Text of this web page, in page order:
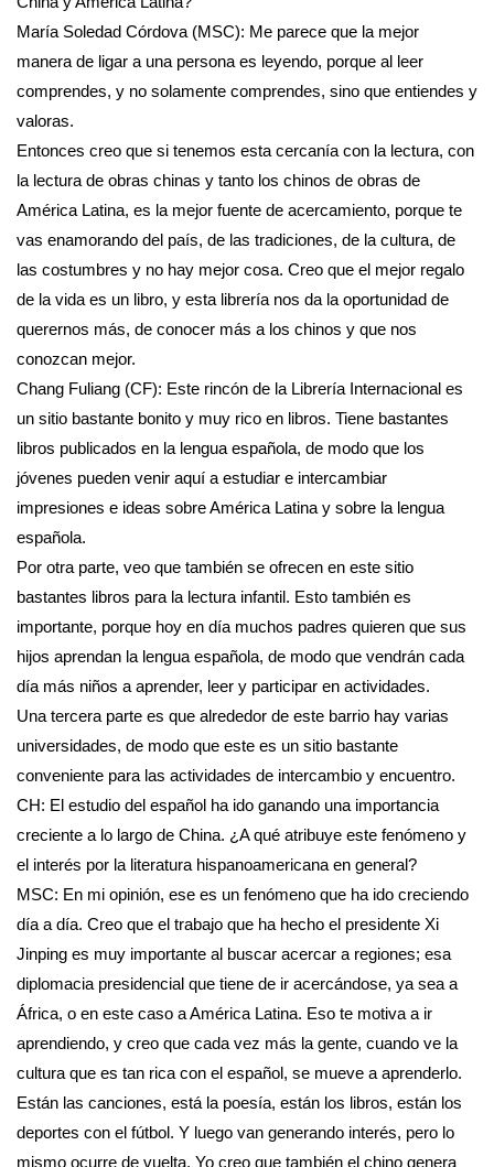
María Soledad Córdova (MSC): Me parece que la mejor
manera de ligar a una persona es leyendo, porque al leer
comprendes, y no solamente comprendes, sino que entiendes y
valoras.
Entonces creo que si tenemos esta cercanía con la lectura, con
la lectura de obras chinas y tanto los chinos de obras de
América Latina, es la mejor fuente de acercamiento, porque te
vas enamorando del país, de las tradiciones, de la cultura, de
las costumbres y no hay mejor cosa. Creo que el mejor regalo
de la vida es un libro, y esta librería nos da la oportunidad de
querernos más, de conocer más a los chinos y que nos
conozcan mejor.
Chang Fuliang (CF): Este rincón de la Librería Internacional es
un sitio bastante bonito y muy rico en libros. Tiene bastantes
libros publicados en la lengua española, de modo que los
jóvenes pueden venir aquí a estudiar e intercambiar
impresiones e ideas sobre América Latina y sobre la lengua
española.
Por otra parte, veo que también se ofrecen en este sitio
bastantes libros para la lectura infantil. Esto también es
importante, porque hoy en día muchos padres quieren que sus
hijos aprendan la lengua española, de modo que vendrán cada
día más niños a aprender, leer y participar en actividades.
Una tercera parte es que alrededor de este barrio hay varias
universidades, de modo que este es un sitio bastante
conveniente para las actividades de intercambio y encuentro.
CH: El estudio del español ha ido ganando una importancia
creciente a lo largo de China. ¿A qué atribuye este fenómeno y
el interés por la literatura hispanoamericana en general?
MSC: En mi opinión, ese es un fenómeno que ha ido creciendo
día a día. Creo que el trabajo que ha hecho el presidente Xi
Jinping es muy importante al buscar acercar a regiones; esa
diplomacia presidencial que tiene de ir acercándose, ya sea a
África, o en este caso a América Latina. Eso te motiva a ir
aprendiendo, y creo que cada vez más la gente, cuando ve la
cultura que es tan rica con el español, se mueve a aprenderlo.
Están las canciones, está la poesía, están los libros, están los
deportes con el fútbol. Y luego van generando interés, pero lo
mismo ocurre de vuelta. Yo creo que también el chino genera